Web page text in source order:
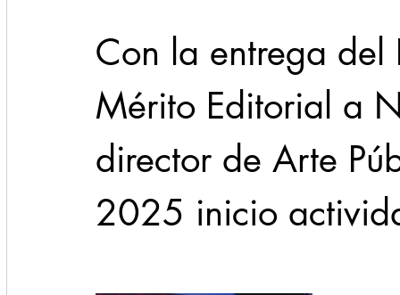
Seguridad 1 enero 31abr
Con la entrega
Mérito Editorial a
director de Arte
2025 inicio